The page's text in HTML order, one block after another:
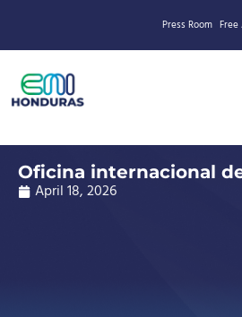
Press Room Free
Oficina internacional
April 18, 2026